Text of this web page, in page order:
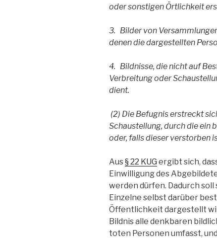
oder sonstigen Örtlichkeit
3. Bilder von
denen die dargestellten
4. Bildnisse, die nicht auf
Verbreitung oder
dient.
(2) Die Befugnis erstreckt
Schaustellung, durch die ein
oder, falls dieser verstorben
Aus§ 22 KUG ergibt sich,
Einwilligung des
werden dürfen. Dadurch
Einzelne selbst darüber
Öffentlichkeit dargestellt
Bildnis alle denkbaren
toten Personen umfasst,